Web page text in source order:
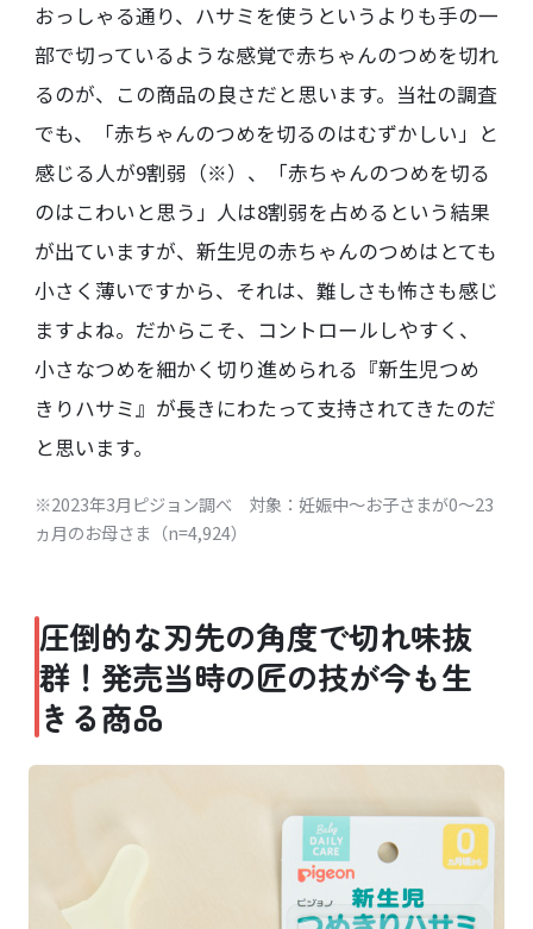
おっしゃる通り、ハサミを使うというよりも手の一
部で切っているような感覚で赤ちゃんのつめを切れ
るのが、この商品の良さだと思います。当社の調査
でも、「赤ちゃんのつめを切るのはむずかしい」と
感じる人が9割弱（※）、「赤ちゃんのつめを切る
のはこわいと思う」人は8割弱を占めるという結果
が出ていますが、新生児の赤ちゃんのつめはとても
小さく薄いですから、それは、難しさも怖さも感じ
ますよね。だからこそ、コントロールしやすく、
小さなつめを細かく切り進められる『新生児つめ
きりハサミ』が長きにわたって支持されてきたのだ
と思います。
※2023年3月ピジョン調べ 対象：妊娠中～お子さまが0～23
ヵ月のお母さま（n=4,924）
圧倒的な刃先の角度で切れ味抜
群！発売当時の匠の技が今も生
きる商品